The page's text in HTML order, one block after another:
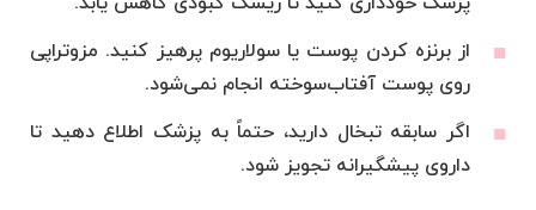
از برنزه کردن پوست یا سولاریوم پرهیز کنید. مزوتراپی
روی پوست آفتاب‌سوخته انجام نمی‌شود.
اگر سابقه تبخال دارید، حتماً به پزشک اطلاع دهید تا
داروی پیشگیرانه تجویز شود.